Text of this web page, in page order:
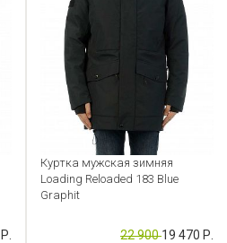
Куртка мужская зимняя
Loading Reloaded 183 Blue
Graphit
Артикул: CB000038585
22 90019 470 Р.